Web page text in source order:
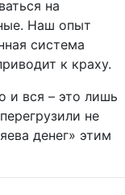
на
Наш опыт
система
к краху.
и вся – это лишь
не
денег» этим